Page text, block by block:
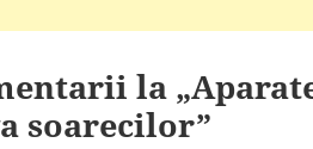
la
soarecilor”